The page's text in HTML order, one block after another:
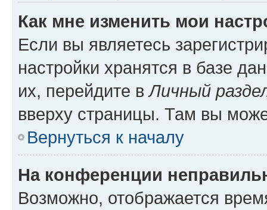
Как мне изменить мои
Если вы являетесь
настройки хранятся в базе
их, перейдите вЛичный
вверху страницы. Там вы
Вернуться к началу
На конференции
Возможно, отображается